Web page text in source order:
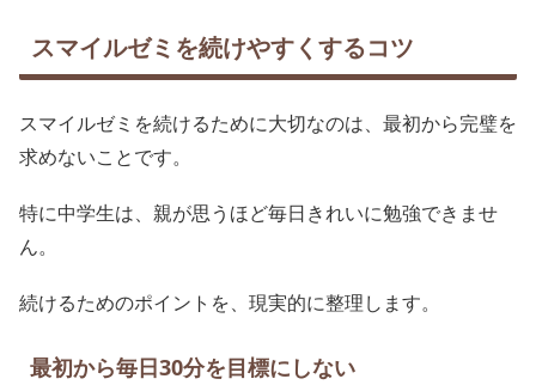
スマイルゼミを続けやすくするコツ
スマイルゼミを続けるために大切なのは、最初から完璧を
求めないことです。
特に中学生は、親が思うほど毎日きれいに勉強できませ
ん。
続けるためのポイントを、現実的に整理します。
最初から毎日30分を目標にしない